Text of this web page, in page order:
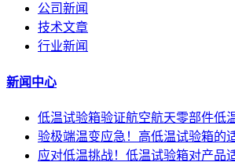
公司新闻
技术文章
行业新闻
新闻中心
低温试验箱验证航空航天零部件低
验极端温变应急！高低温试验箱的
应对低温挑战！低温试验箱对产品